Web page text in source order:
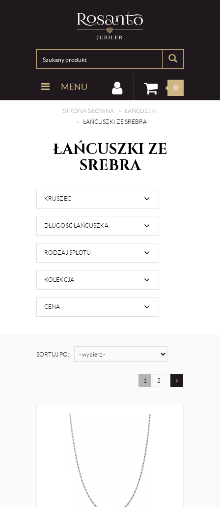
MENU 0
STRONA GŁÓWNA
ŁAŃCUSZKI
ŁAŃCUSZKI ZE SREBRA
ŁAŃCUSZKI ZE
SREBRA
KRUSZEC
DŁUGOŚĆ ŁAŃCUSZKA
RODZAJ SPLOTU
KOLEKCJA
CENA
SORTUJ PO:
1 2